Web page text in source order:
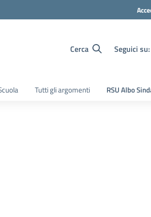
Cerca Seguici su:
Tutti gli argomenti RSU Albo